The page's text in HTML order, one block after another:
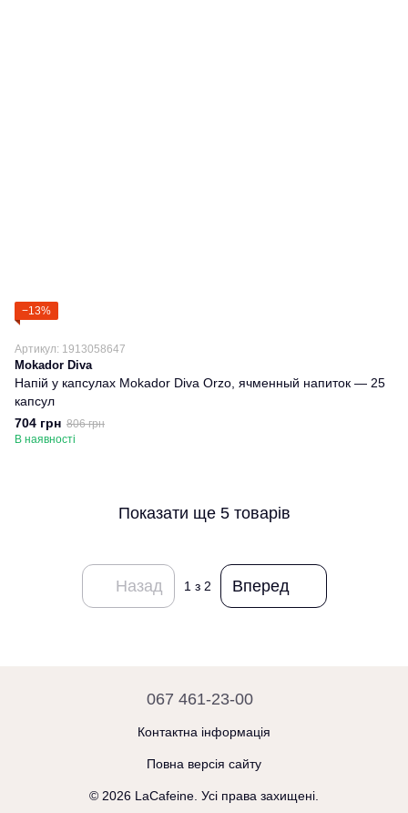
−13%
Артикул: 1913058647
Mokador Diva
Напій у капсулах Mokador Diva Orzo, ячменный напиток — 25
капсул
704 грн 806 грн
В наявності
Показати ще 5 товарів
Назад 1з 2 Вперед
067 461-23-00
Контактна інформація
Повна версія сайту
© 2026 LaCafeine. Усі права захищені.